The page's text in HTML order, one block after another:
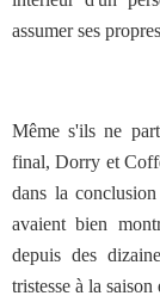
assumer ses
Même s'ils ne
final, Dorry et
dans la
avaient bien
depuis des
tristesse à la